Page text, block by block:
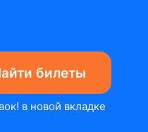
билеты
в новой вкладке